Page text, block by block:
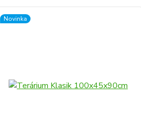
Novinka